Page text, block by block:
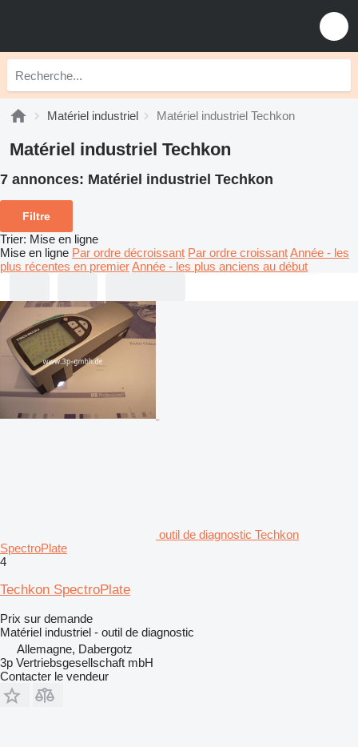
Matériel industriel Matériel industriel Techkon
Matériel industriel Techkon
7 annonces: Matériel industriel Techkon
Filtre
Trier: Mise en ligne
Mise en ligne Par ordre décroissant Par ordre croissantAnnée - les
plus récentes en premierAnnée - les plus anciens au début
outil de diagnostic Techkon
SpectroPlate
4
Techkon SpectroPlate
Prix sur demande
Matériel industriel - outil de diagnostic
Allemagne, Dabergotz
3p Vertriebsgesellschaft mbH
Contacter le vendeur